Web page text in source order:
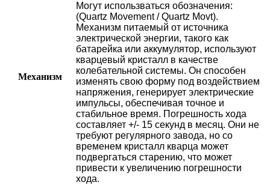
Механизм
Могут использваться обозначения:
(Quartz Movement / Quartz Movt).
Механизм питаемый от источника
электрической энергии, такого как
батарейка или аккумулятор, используют
кварцевый кристалл в качестве
колебательной системы. Он способен
изменять свою форму под воздействием
напряжения, генерирует электрические
импульсы, обеспечивая точное и
стабильное время. Погрешность хода
составляет +/- 15 секунд в месяц. Они не
требуют регулярного завода, но со
временем кристалл кварца может
подвергаться старению, что может
привести к увеличению погрешности
хода.